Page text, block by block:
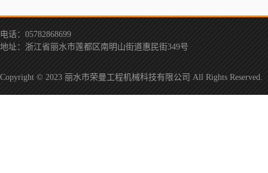
电话：05782868699
地址：浙江省丽水市莲都区南明山街道惠民街349号
Copyright © 2023 丽水市荣曼工程机械科技有限公司 All Rights Reserved.